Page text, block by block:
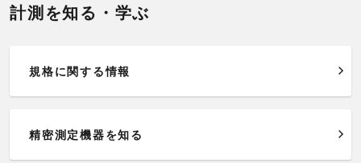
計測を知る・学ぶ
規格に関する情報
精密測定機器を知る